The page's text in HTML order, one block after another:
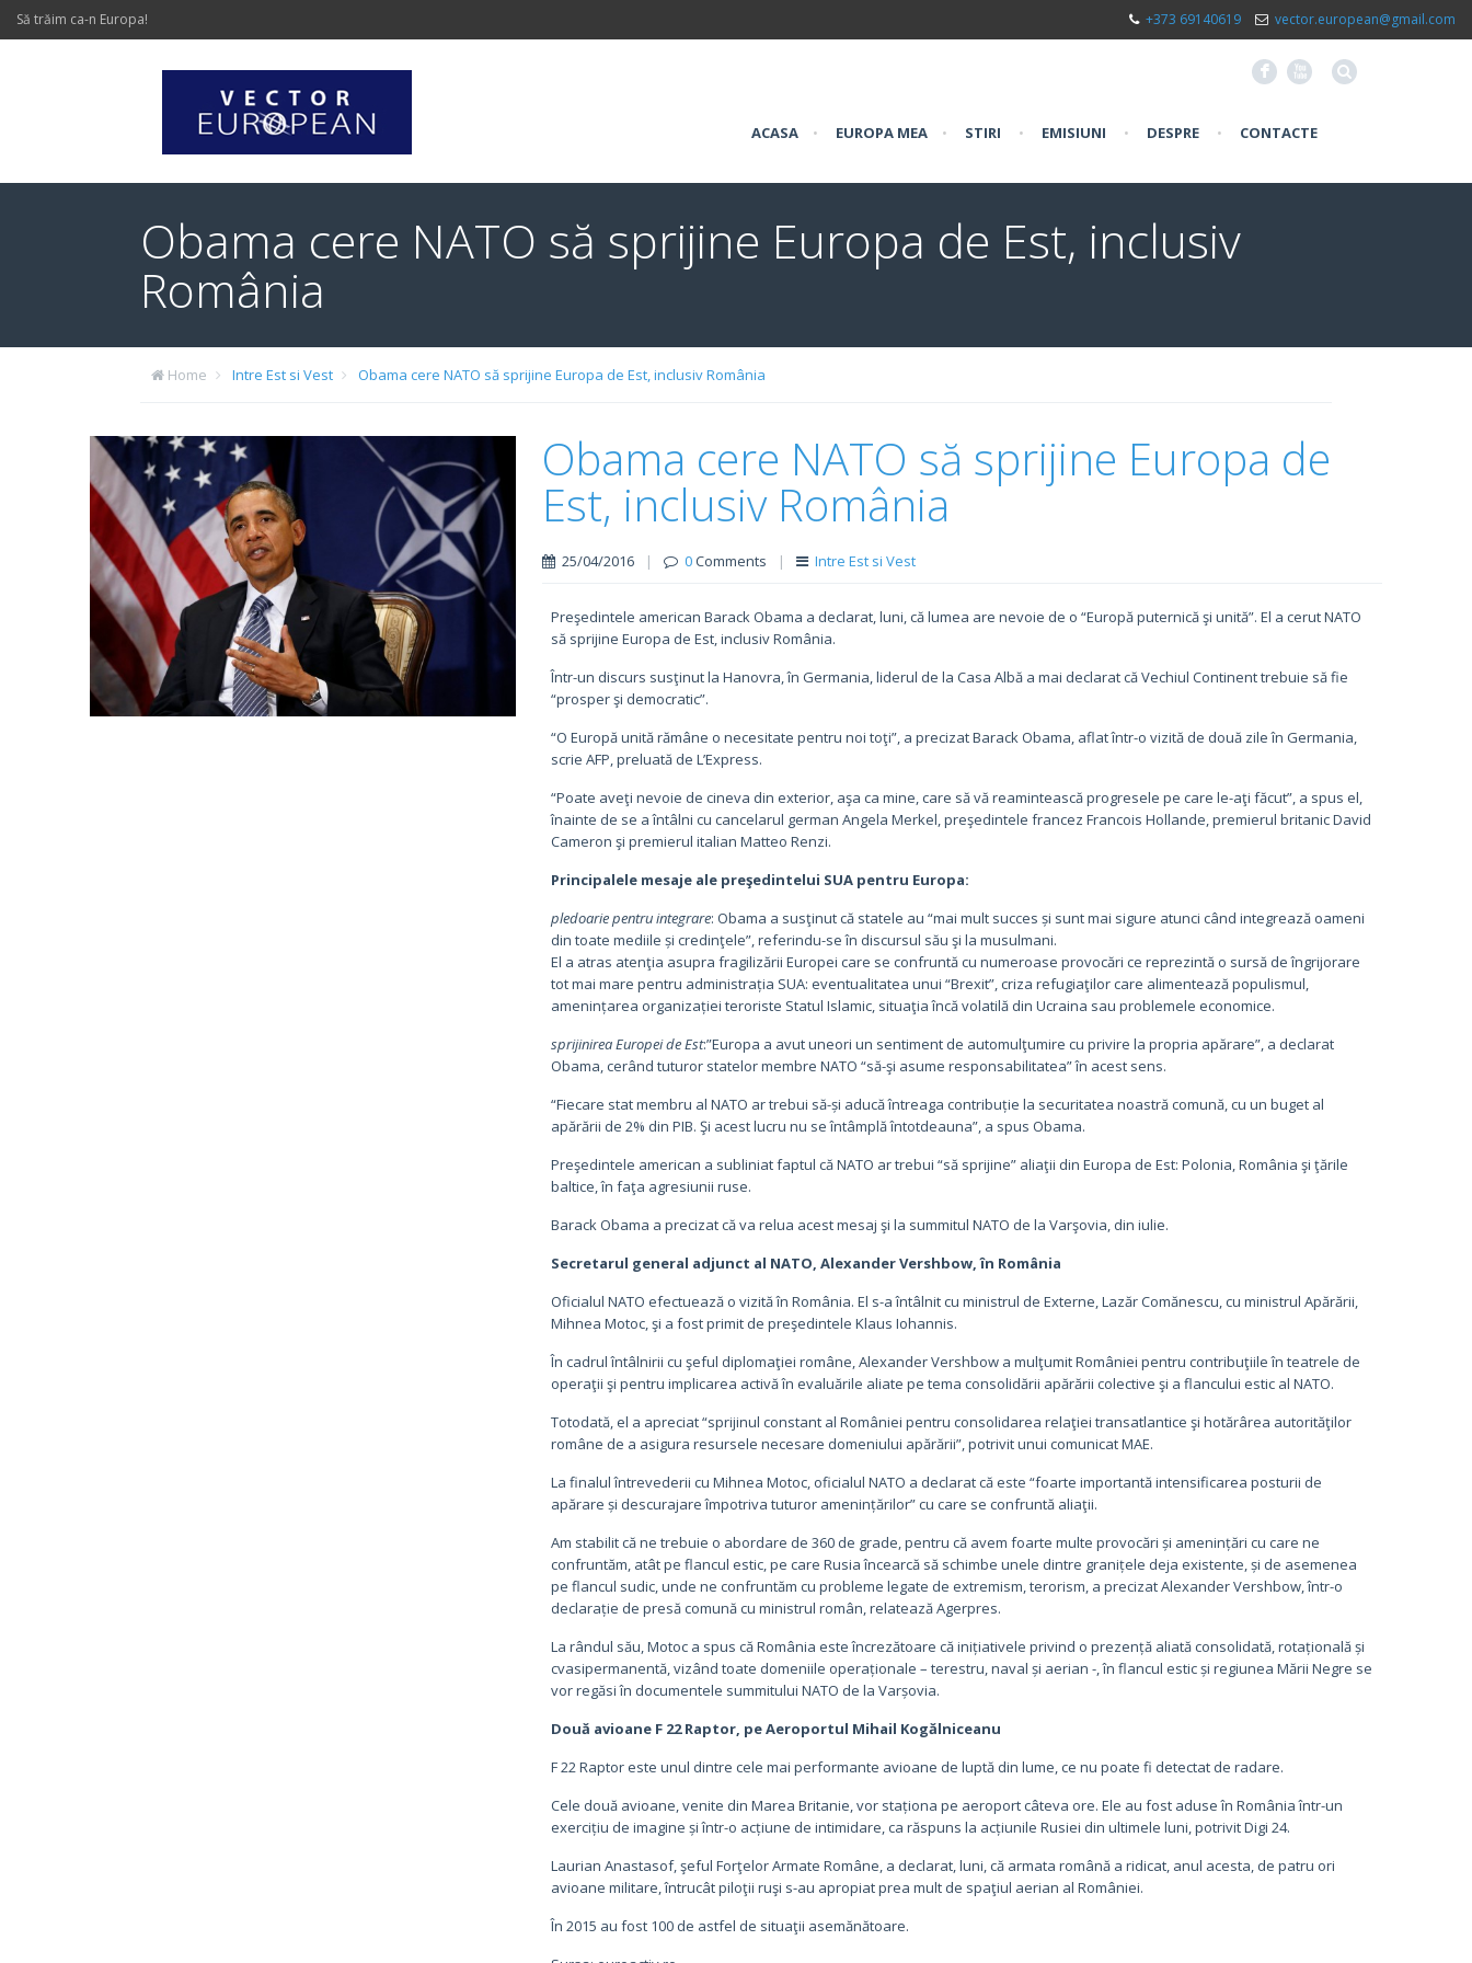
Să trăim ca-n Europa! +373 69140619 vector.european@gmail.com
F X
ACASA • EUROPA MEA • STIRI • EMISIUNI • DESPRE • CONTACTE
Obama cere NATO să sprijine Europa de Est, inclusiv
România
Home Intre Est si Vest Obama cere NATO să sprijine Europa de Est, inclusiv România
Obama cere NATO să sprijine Europa de
Est, inclusiv România
25/04/2016 | 0Comments | Intre Est si Vest
Preşedintele american Barack Obama a declarat, luni, că lumea are nevoie de o “Europă puternică şi unită”. El a cerut NATO
să sprijine Europa de Est, inclusiv România.
Într-un discurs susţinut la Hanovra, în Germania, liderul de la Casa Albă a mai declarat că Vechiul Continent trebuie să fie
“prosper şi democratic”.
“O Europă unită rămâne o necesitate pentru noi toţi”, a precizat Barack Obama, aflat într-o vizită de două zile în Germania,
scrie AFP, preluată de L’Express.
“Poate aveţi nevoie de cineva din exterior, aşa ca mine, care să vă reamintească progresele pe care le-aţi făcut”, a spus el,
înainte de se a întâlni cu cancelarul german Angela Merkel, preşedintele francez Francois Hollande, premierul britanic David
Cameron şi premierul italian Matteo Renzi.
Principalele mesaje ale preşedintelui SUA pentru Europa:
pledoarie pentru integrare: Obama a susţinut că statele au “mai mult succes și sunt mai sigure atunci când integrează oameni
din toate mediile și credinţele”, referindu-se în discursul său şi la musulmani.
El a atras atenţia asupra fragilizării Europei care se confruntă cu numeroase provocări ce reprezintă o sursă de îngrijorare
tot mai mare pentru administrația SUA: eventualitatea unui “Brexit”, criza refugiaţilor care alimentează populismul,
amenințarea organizației teroriste Statul Islamic, situaţia încă volatilă din Ucraina sau problemele economice.
sprijinirea Europei de Est:”Europa a avut uneori un sentiment de automulţumire cu privire la propria apărare”, a declarat
Obama, cerând tuturor statelor membre NATO “să-şi asume responsabilitatea” în acest sens.
“Fiecare stat membru al NATO ar trebui să-și aducă întreaga contribuție la securitatea noastră comună, cu un buget al
apărării de 2% din PIB. Şi acest lucru nu se întâmplă întotdeauna”, a spus Obama.
Preşedintele american a subliniat faptul că NATO ar trebui “să sprijine” aliaţii din Europa de Est: Polonia, România şi ţările
baltice, în faţa agresiunii ruse.
Barack Obama a precizat că va relua acest mesaj şi la summitul NATO de la Varşovia, din iulie.
Secretarul general adjunct al NATO, Alexander Vershbow, în România
Oficialul NATO efectuează o vizită în România. El s-a întâlnit cu ministrul de Externe, Lazăr Comănescu, cu ministrul Apărării,
Mihnea Motoc, şi a fost primit de preşedintele Klaus Iohannis.
În cadrul întâlnirii cu şeful diplomaţiei române, Alexander Vershbow a mulţumit României pentru contribuţiile în teatrele de
operaţii şi pentru implicarea activă în evaluările aliate pe tema consolidării apărării colective şi a flancului estic al NATO.
Totodată, el a apreciat “sprijinul constant al României pentru consolidarea relaţiei transatlantice şi hotărârea autorităţilor
române de a asigura resursele necesare domeniului apărării”, potrivit unui comunicat MAE.
La finalul întrevederii cu Mihnea Motoc, oficialul NATO a declarat că este “foarte importantă intensificarea posturii de
apărare și descurajare împotriva tuturor amenințărilor” cu care se confruntă aliaţii.
Am stabilit că ne trebuie o abordare de 360 de grade, pentru că avem foarte multe provocări și amenințări cu care ne
confruntăm, atât pe flancul estic, pe care Rusia încearcă să schimbe unele dintre granițele deja existente, și de asemenea
pe flancul sudic, unde ne confruntăm cu probleme legate de extremism, terorism, a precizat Alexander Vershbow, într-o
declarație de presă comună cu ministrul român, relatează Agerpres.
La rândul său, Motoc a spus că România este încrezătoare că inițiativele privind o prezență aliată consolidată, rotațională și
cvasipermanentă, vizând toate domeniile operaționale – terestru, naval și aerian -, în flancul estic și regiunea Mării Negre se
vor regăsi în documentele summitului NATO de la Varșovia.
Două avioane F 22 Raptor, pe Aeroportul Mihail Kogălniceanu
F 22 Raptor este unul dintre cele mai performante avioane de luptă din lume, ce nu poate fi detectat de radare.
Cele două avioane, venite din Marea Britanie, vor staționa pe aeroport câteva ore. Ele au fost aduse în România într-un
exercițiu de imagine și într-o acțiune de intimidare, ca răspuns la acțiunile Rusiei din ultimele luni, potrivit Digi 24.
Laurian Anastasof, şeful Forţelor Armate Române, a declarat, luni, că armata română a ridicat, anul acesta, de patru ori
avioane militare, întrucât piloţii ruşi s-au apropiat prea mult de spaţiul aerian al României.
În 2015 au fost 100 de astfel de situaţii asemănătoare.